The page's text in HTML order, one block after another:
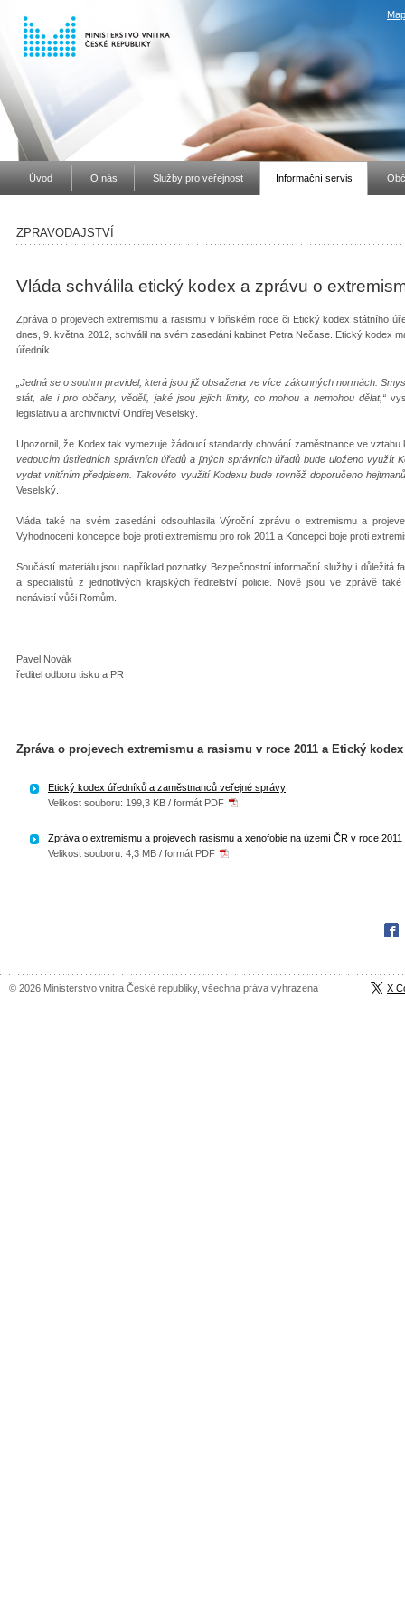
Úvod O nás Služby pro veřejnost Informační servis
ZPRAVODAJSTVÍ
Vláda schválila etický kodex a zprávu o
Zpráva o projevech extremismu a rasismu v loňském roce či Etický kodex státního
dnes, 9. května 2012, schválil na svém zasedání kabinet Petra Nečase. Etický kodex
úředník.
„Jedná se o souhrn pravidel, která jsou již obsažena ve více zákonných normách.
stát, ale i pro občany, věděli, jaké jsou jejich limity, co mohou a nemohou dělat,“
legislativu a archivnictví Ondřej Veselský.
Upozornil, že Kodex tak vymezuje žádoucí standardy chování zaměstnance ve
vedoucím ústředních správních úřadů a jiných správních úřadů bude uloženo využít
vydat vnitřním předpisem. Takovéto využití Kodexu bude rovněž doporučeno
Veselský.
Vláda také na svém zasedání odsouhlasila Výroční zprávu o extremismu a
Vyhodnocení koncepce boje proti extremismu pro rok 2011 a Koncepci boje proti
Součástí materiálu jsou například poznatky Bezpečnostní informační služby i důležitá
a specialistů z jednotlivých krajských ředitelství policie. Nově jsou ve zprávě
nenávistí vůči Romům.
Pavel Novák
ředitel odboru tisku a PR
Zpráva o projevech extremismu a rasismu v roce 2011 a Etický
Etický kodex úředníků a zaměstnanců veřejné správy
Velikost souboru: 199,3 KB / formát PDF
Zpráva o extremismu a projevech rasismu a xenofobie na území ČR v roce 2011
Velikost souboru: 4,3 MB / formát PDF
© 2026 Ministerstvo vnitra České republiky, všechna práva vyhrazena X